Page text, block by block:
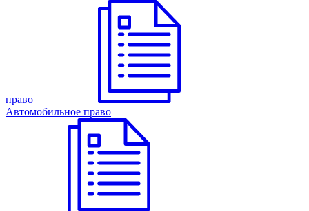
право
Автомобильное право